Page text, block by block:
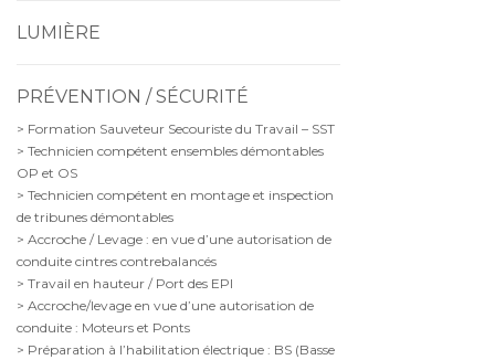
LUMIÈRE
PRÉVENTION / SÉCURITÉ
> Formation Sauveteur Secouriste du Travail – SST
> Technicien compétent ensembles démontables
OP et OS
> Technicien compétent en montage et inspection
de tribunes démontables
> Accroche / Levage : en vue d’une autorisation de
conduite cintres contrebalancés
> Travail en hauteur / Port des EPI
> Accroche/levage en vue d’une autorisation de
conduite : Moteurs et Ponts
> Préparation à l’habilitation électrique : BS (Basse